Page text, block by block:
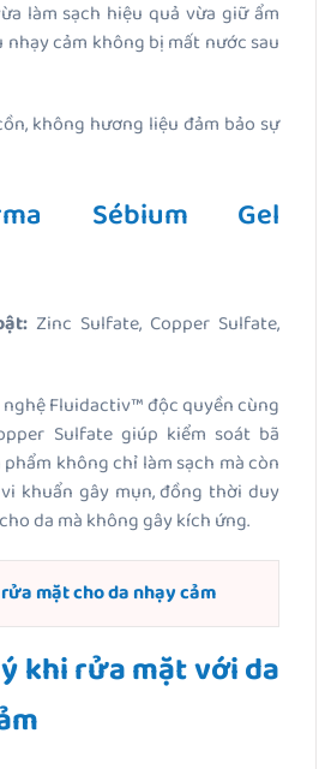
làm sạch hiệu quả vừa giữ ẩm
nhạy cảm không bị mất nước sau
không hương liệu đảm bảo sự
Sébium Gel
Zinc Sulfate, Copper Sulfate,
Fluidactiv™ độc quyền cùng
Sulfate giúp kiểm soát bã
không chỉ làm sạch mà còn
khuẩn gây mụn, đồng thời duy
da mà không gây kích ứng.
mặt cho da nhạy cảm
khi rửa mặt với da